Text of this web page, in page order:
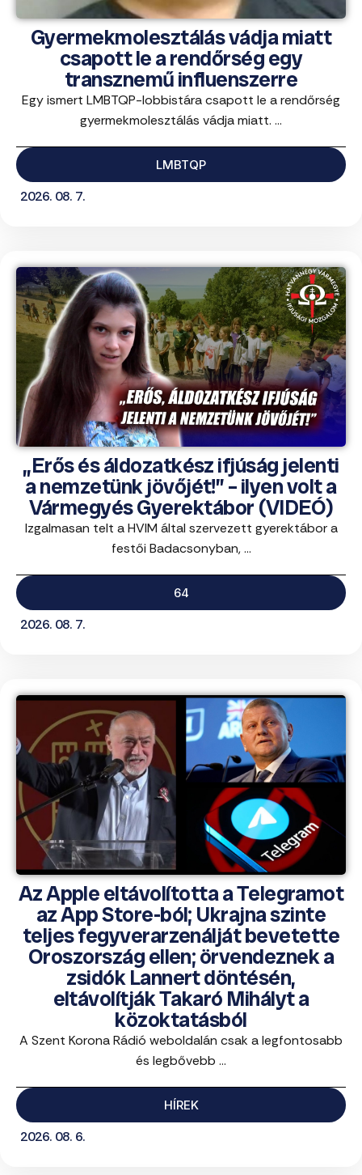
Gyermekmolesztálás vádja miatt
csapott le a rendőrség egy
transznemű influenszerre
Egy ismert LMBTQP-lobbistára csapott le a rendőrség
gyermekmolesztálás vádja miatt. ...
LMBTQP
2026. 08. 7.
„Erős és áldozatkész ifjúság jelenti
a nemzetünk jövőjét!” – ilyen volt a
Vármegyés Gyerektábor (VIDEÓ)
Izgalmasan telt a HVIM által szervezett gyerektábor a
festői Badacsonyban, ...
64
2026. 08. 7.
Az Apple eltávolította a Telegramot
az App Store-ból; Ukrajna szinte
teljes fegyverarzenálját bevetette
Oroszország ellen; örvendeznek a
zsidók Lannert döntésén,
eltávolítják Takaró Mihályt a
közoktatásból
A Szent Korona Rádió weboldalán csak a legfontosabb
és legbővebb ...
HÍREK
2026. 08. 6.